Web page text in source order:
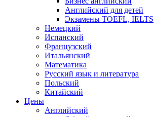
Английский для детей
Экзамены TOEFL, IELTS
Немецкий
Испанский
Французский
Итальянский
Математика
Русский язык и литература
Польский
Китайский
Цены
Английский